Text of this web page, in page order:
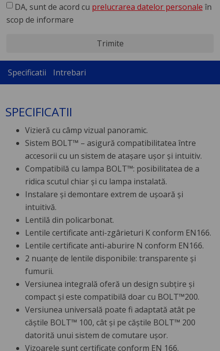
DA, sunt de acord cu prelucrarea datelor personale în
scop de informare
Trimite
Specificatii Intrebari
SPECIFICATII
Vizieră cu câmp vizual panoramic.
Sistem BOLT™ – asigură compatibilitatea între
accesorii cu un sistem de atașare ușor și intuitiv.
Compatibilă cu lampa BOLT™: posibilitatea de a
ridica scutul chiar și cu lampa instalată.
Instalare și demontare extrem de ușoară și
intuitivă.
Lentilă din policarbonat.
Lentile certificate anti-zgârieturi K conform EN166.
Lentile certificate anti-aburire N conform EN166.
2 nuanțe de lentile disponibile: transparente și
fumurii.
Versiunea integrală oferă un design subțire și
compact și este compatibilă doar cu BOLT™200.
Versiunea universală poate fi adaptată atât pe
căștile BOLT™ 100, cât și pe căștile BOLT™ 200
datorită unui sistem de comutare ușor.
Vizoarele sunt certificate conform EN 166.